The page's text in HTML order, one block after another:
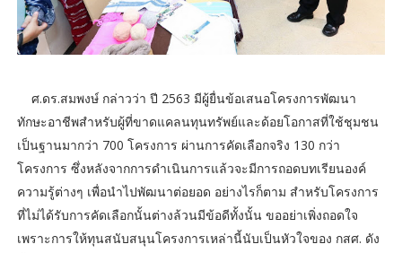
ศ.ดร.สมพงษ์ กล่าวว่า ปี 2563 มีผู้ยื่นข้อเสนอโครงการพัฒนา
ทักษะอาชีพสำหรับผู้ที่ขาดแคลนทุนทรัพย์และด้อยโอกาสที่ใช้ชุมชน
เป็นฐานมากว่า 700 โครงการ ผ่านการคัดเลือกจริง 130 กว่า
โครงการ ซึ่งหลังจากการดำเนินการแล้วจะมีการถอดบทเรียนองค์
ความรู้ต่างๆ เพื่อนำไปพัฒนาต่อยอด อย่างไรก็ตาม สำหรับโครงการ
ที่ไม่ได้รับการคัดเลือกนั้นต่างล้วนมีข้อดีทั้งนั้น ขออย่าเพิ่งถอดใจ
เพราะการให้ทุนสนับสนุนโครงการเหล่านี้นับเป็นหัวใจของ กสศ. ดัง